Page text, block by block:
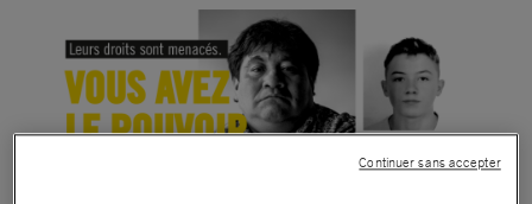
Continuer sans accepter